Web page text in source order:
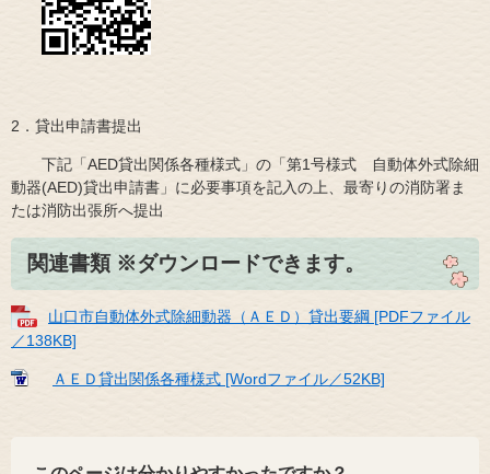
2．貸出申請書提出
下記「AED貸出関係各種様式」の「第1号様式 自動体外式除細
動器(AED)貸出申請書」に必要事項を記入の上、最寄りの消防署ま
たは消防出張所へ提出
関連書類 ※ダウンロードできます。
山口市自動体外式除細動器（ＡＥＤ）貸出要綱 [PDFファイル
／138KB]
ＡＥＤ貸出関係各種様式 [Wordファイル／52KB]